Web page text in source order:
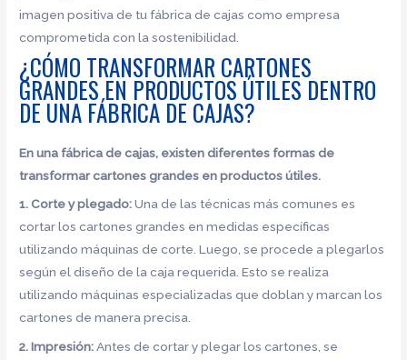
imagen positiva de tu fábrica de cajas como empresa
comprometida con la sostenibilidad.
¿CÓMO TRANSFORMAR CARTONES
GRANDES EN PRODUCTOS ÚTILES DENTRO
DE UNA FÁBRICA DE CAJAS?
En una fábrica de cajas, existen diferentes formas de
transformar cartones grandes en productos útiles.
1. Corte y plegado:Una de las técnicas más comunes es
cortar los cartones grandes en medidas específicas
utilizando máquinas de corte. Luego, se procede a plegarlos
según el diseño de la caja requerida. Esto se realiza
utilizando máquinas especializadas que doblan y marcan los
cartones de manera precisa.
2. Impresión:Antes de cortar y plegar los cartones, se